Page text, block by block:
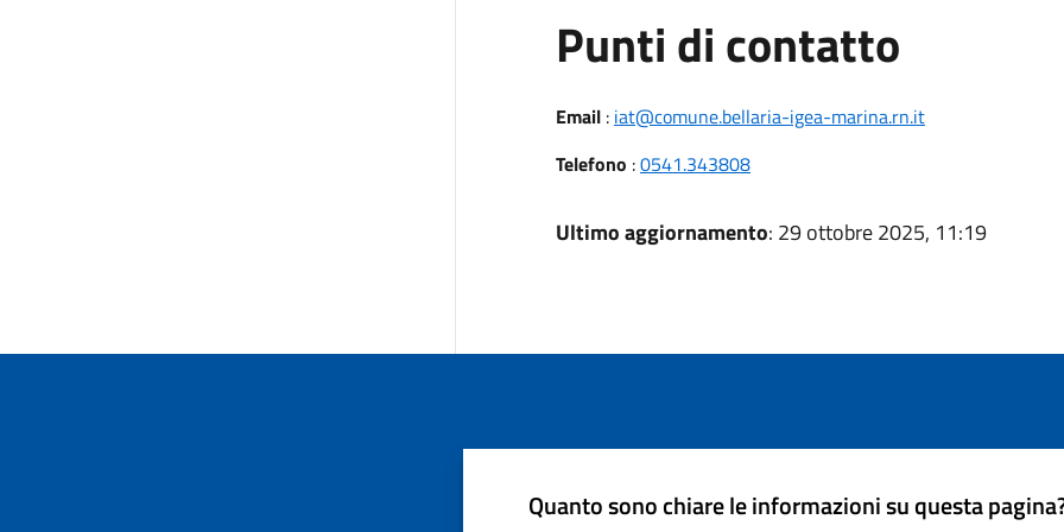
Punti di contatto
Email: iat@comune.bellaria-igea-marina.rn.it
Telefono :0541.343808
Ultimo aggiornamento: 29 ottobre 2025, 11:19
Quanto sono chiare le informazioni su questa